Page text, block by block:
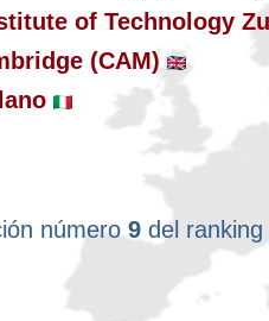
of Technology
(CAM)
número 9 del ranking